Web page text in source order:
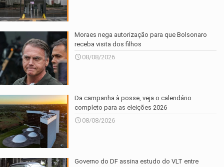
Moraes nega autorização para que Bolsonaro
receba visita dos filhos
08/08/2026
Da campanha à posse, veja o calendário
completo para as eleições 2026
08/08/2026
Governo do DF assina estudo do VLT entre